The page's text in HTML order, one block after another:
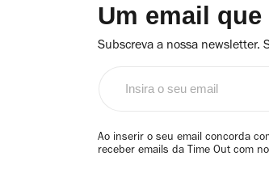
Um email
Subscreva a nossa newsletter.
email
Ao inserir o seu email concorda
receber emails da Time Out com